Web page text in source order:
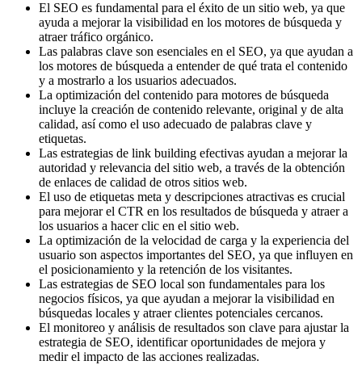
El SEO es fundamental para el éxito de un sitio web, ya que
ayuda a mejorar la visibilidad en los motores de búsqueda y
atraer tráfico orgánico.
Las palabras clave son esenciales en el SEO, ya que ayudan a
los motores de búsqueda a entender de qué trata el contenido
y a mostrarlo a los usuarios adecuados.
La optimización del contenido para motores de búsqueda
incluye la creación de contenido relevante, original y de alta
calidad, así como el uso adecuado de palabras clave y
etiquetas.
Las estrategias de link building efectivas ayudan a mejorar la
autoridad y relevancia del sitio web, a través de la obtención
de enlaces de calidad de otros sitios web.
El uso de etiquetas meta y descripciones atractivas es crucial
para mejorar el CTR en los resultados de búsqueda y atraer a
los usuarios a hacer clic en el sitio web.
La optimización de la velocidad de carga y la experiencia del
usuario son aspectos importantes del SEO, ya que influyen en
el posicionamiento y la retención de los visitantes.
Las estrategias de SEO local son fundamentales para los
negocios físicos, ya que ayudan a mejorar la visibilidad en
búsquedas locales y atraer clientes potenciales cercanos.
El monitoreo y análisis de resultados son clave para ajustar la
estrategia de SEO, identificar oportunidades de mejora y
medir el impacto de las acciones realizadas.